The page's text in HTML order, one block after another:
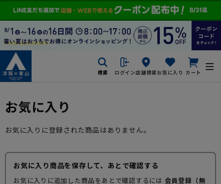
検索 ログイン店舗検索お気に入り カート
お気に入り
お気に入りに登録された商品はありません。
お気に入り商品を保存して、あとで確認する
お気に入りに追加した商品をあとで確認するには 会員登録（無